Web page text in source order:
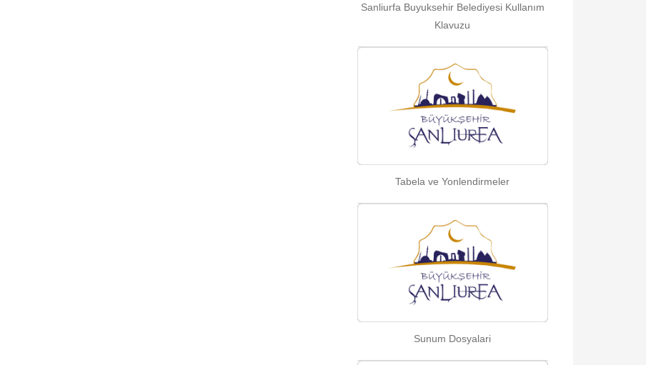
Sanliurfa Buyuksehir Belediyesi Kullanım
Klavuzu
Tabela ve Yonlendirmeler
Sunum Dosyalari